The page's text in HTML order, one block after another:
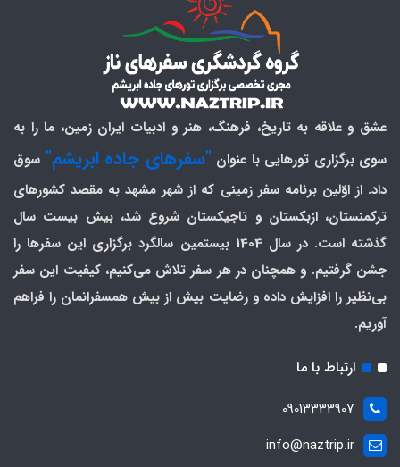
عشق و علاقه به تاریخ، فرهنگ، هنر و ادبیات ایران زمین، ما را به
سوی برگزاری تورهایی با عنوان "سفرهای جاده ابریشم" سوق
داد. از اوّلین برنامه سفر زمینی که از شهر مشهد به مقصد کشورهای
ترکمنستان، ازبکستان و تاجیکستان شروع شد، بیش بیست سال
گذشته است. در سال 1404 بیستمین سالگرد برگزاری این سفرها را
جشن گرفتیم. و همچنان در هر سفر تلاش می‌کنیم، کیفیت این سفر
بی‌نظیر را افزایش داده و رضایت بیش از بیش همسفرانمان را فراهم
آوریم.
ارتباط با ما
09013333907
info@naztrip.ir